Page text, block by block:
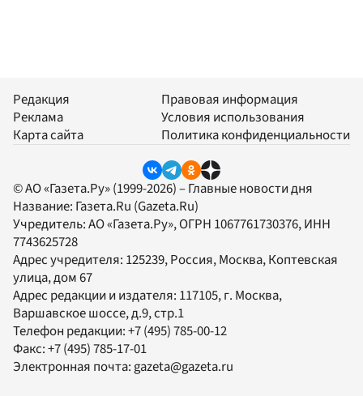
Редакция
Реклама
Карта сайта
Правовая информация
Условия использования
Политика конфиденциальности
© АО «Газета.Ру» (1999-2026) – Главные новости дня
Название: Газета.Ru (Gazeta.Ru)
Учредитель:АО «Газета.Ру», ОГРН 1067761730376, ИНН
7743625728
Адрес учредителя: 125239, Россия, Москва, Коптевская
улица, дом 67
Адрес редакции и издателя: 117105, г. Москва,
Варшавское шоссе, д.9, стр.1
Телефон редакции:+7 (495) 785-00-12
Факс:+7 (495) 785-17-01
Электронная почта:gazeta@gazeta.ru